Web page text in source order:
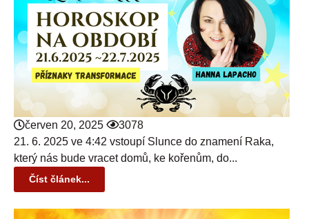
červen 20, 2025
3078
21. 6. 2025 ve 4:42 vstoupí Slunce do znamení Raka,
který nás bude vracet domů, ke kořenům, do...
Číst článek...